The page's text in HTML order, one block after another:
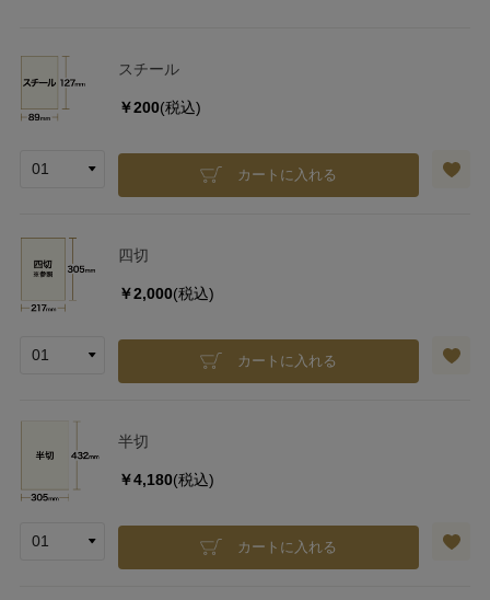
スチール
￥200(税込)
カートに入れる
四切
￥2,000(税込)
カートに入れる
半切
￥4,180(税込)
カートに入れる